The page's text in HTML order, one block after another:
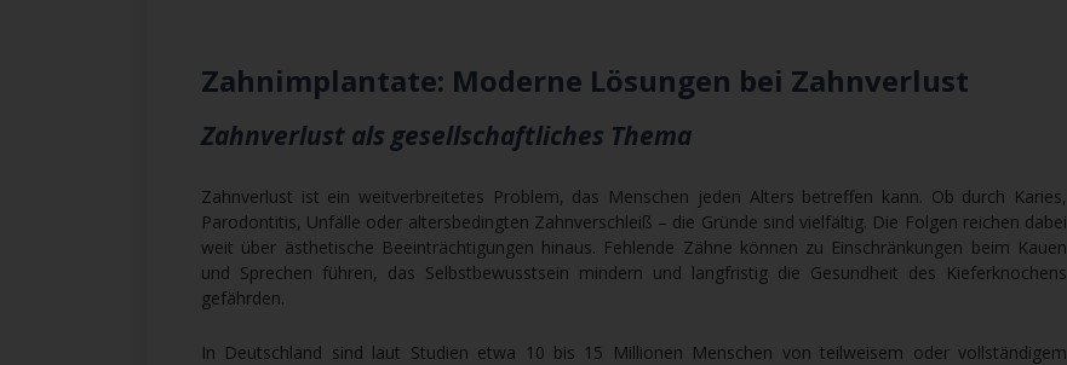
Zahnimplantate: Moderne Lösungen bei Zahnverlust
Zahnverlust als gesellschaftliches Thema
Zahnverlust ist ein weitverbreitetes Problem, das Menschen jeden Alters betreffen kann. Ob durch Karies,
Parodontitis, Unfälle oder altersbedingten Zahnverschleiß – die Gründe sind vielfältig. Die Folgen reichen dabei
weit über ästhetische Beeinträchtigungen hinaus. Fehlende Zähne können zu Einschränkungen beim Kauen
und Sprechen führen, das Selbstbewusstsein mindern und langfristig die Gesundheit des Kieferknochens
gefährden.
In Deutschland sind laut Studien etwa 10 bis 15 Millionen Menschen von teilweisem oder vollständigem